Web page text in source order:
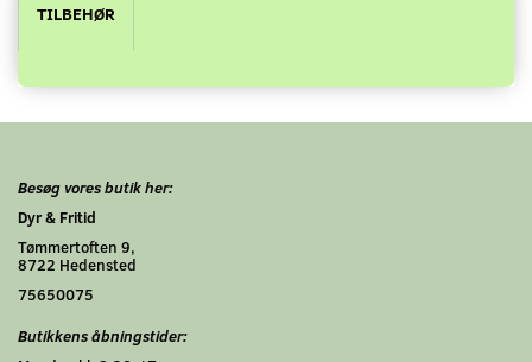
TILBEHØR
Besøg vores butik her:
Dyr & Fritid
Tømmertoften 9,
8722 Hedensted
75650075
Butikkens åbningstider: